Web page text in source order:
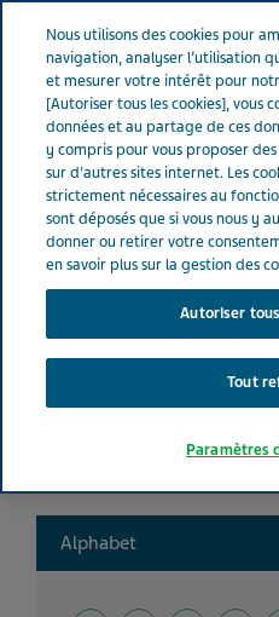
France Nos Produits
Liste de nos
Search
Filtres clairs
Alphabet
Nous utilisons des cookies pour
navigation, analyser l’utilisation
et mesurer votre intérêt pour
[Autoriser tous les cookies], vous
données et au partage de ces
y compris pour vous proposer
sur d'autres sites internet. Les
strictement nécessaires au
sont déposés que si vous nous y
donner ou retirer votre
en savoir plus sur la gestion des
Autoriser
Tout
Paramètres